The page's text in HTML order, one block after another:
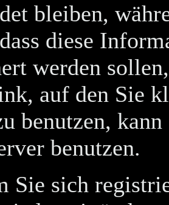
bleiben,
diese
werden
auf den Sie
benutzen,
benutzen.
Sie sich